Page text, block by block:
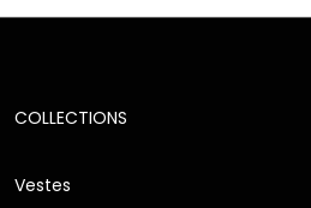
COLLECTIONS
Vestes